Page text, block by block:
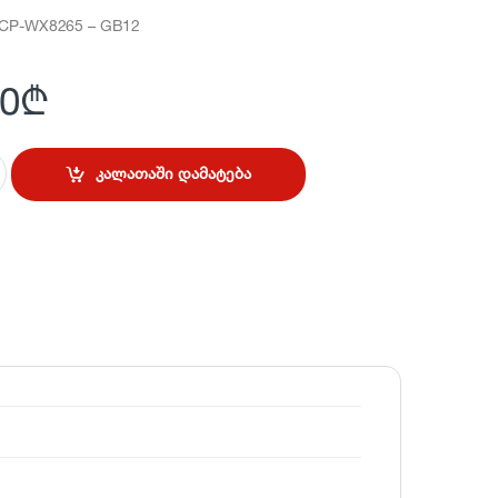
WX8265 – GB12
₾
კალათაში დამატება